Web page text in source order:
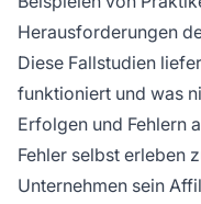
Herausforderungen
Diese Fallstudien
funktioniert und was
Erfolgen und Fehlern
Fehler selbst erleben
Unternehmen sein